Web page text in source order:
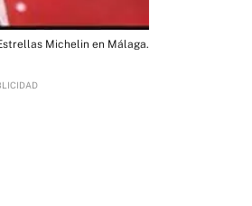
Michelin en Málaga.